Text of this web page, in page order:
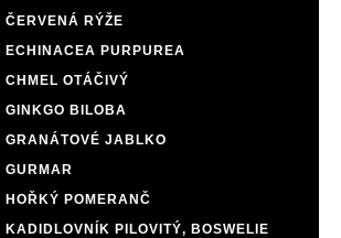
ČERVENÁ RÝŽE
ECHINACEA PURPUREA
CHMEL OTÁČIVÝ
GINKGO BILOBA
GRANÁTOVÉ JABLKO
GURMAR
HOŘKÝ POMERANČ
KADIDLOVNÍK PILOVITÝ, BOSWELIE